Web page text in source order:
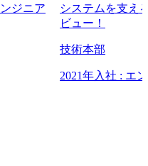
ジニア
システムを支え
ビュー！
技術本部
2021年入社 : エ